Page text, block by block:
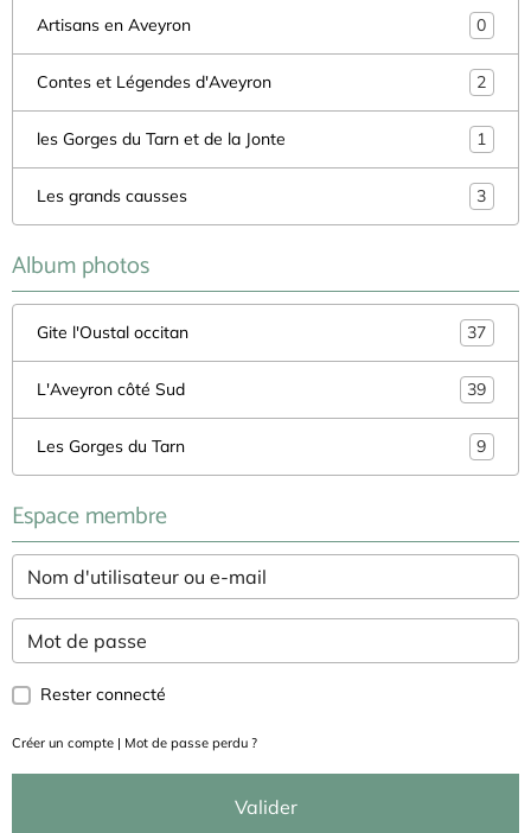
Artisans en Aveyron 0
Contes et Légendes d'Aveyron 2
les Gorges du Tarn et de la Jonte 1
Les grands causses 3
Album photos
Gite l'Oustal occitan 37
L'Aveyron côté Sud 39
Les Gorges du Tarn 9
Espace membre
Rester connecté
Créer un compte | Mot de passe perdu ?
Valider